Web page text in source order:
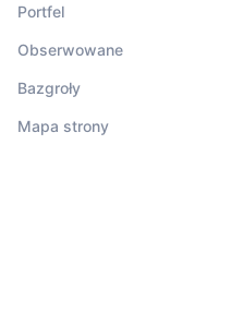
Portfel
Obserwowane
Bazgroły
Mapa strony